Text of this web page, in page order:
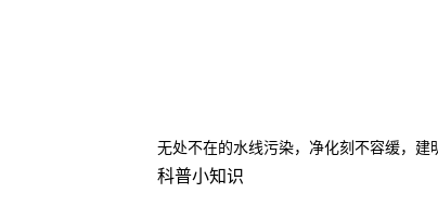
无处不在的水线污染，净化刻不容缓，
科普小知识